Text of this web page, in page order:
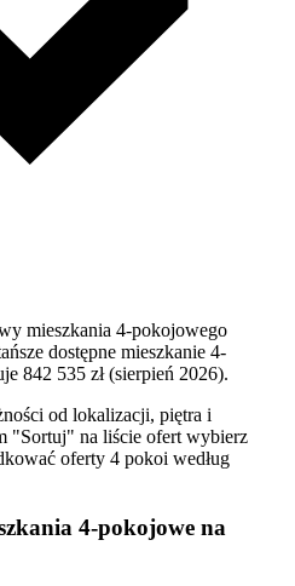
mieszkania 4-pokojowego
dostępne mieszkanie 4-
842 535 zł (sierpień 2026).
od lokalizacji, piętra i
"Sortuj" na liście ofert wybierz
oferty 4 pokoi według
4-pokojowe na